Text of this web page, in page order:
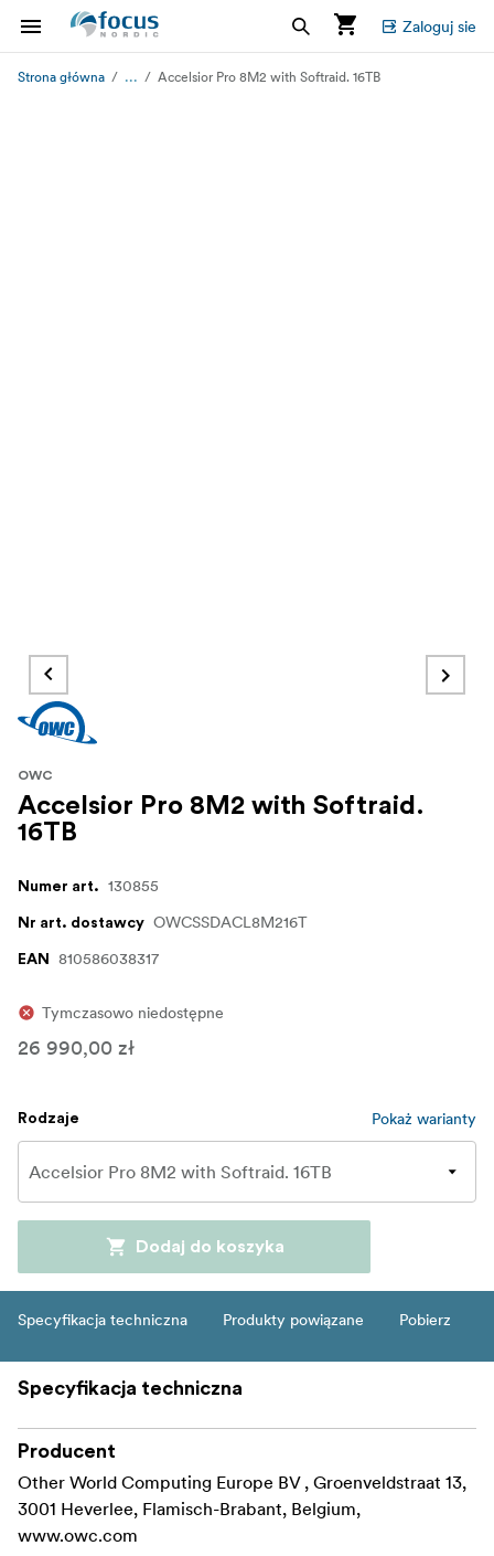
Zaloguj sie
Strona główna ... Accelsior Pro 8M2 with Softraid. 16TB
OWC
Accelsior Pro 8M2 with Softraid.
16TB
Numer art. 130855
Nr art. dostawcy OWCSSDACL8M216T
EAN 810586038317
Tymczasowo niedostępne
26 990,00 zł
Rodzaje Pokaż warianty
Dodaj do koszyka
Specyfikacja techniczna Produkty powiązane Pobierz
Specyfikacja techniczna
Producent
Other World Computing Europe BV , Groenveldstraat 13,
3001 Heverlee, Flamisch-Brabant, Belgium,
www.owc.com